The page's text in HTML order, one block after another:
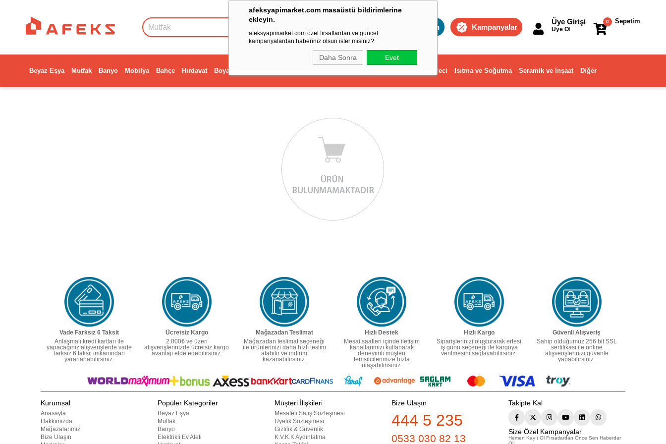
afeksyapimarket.com masaüstü bildirimlerine
ekleyin.
afeksyapimarket.com özel fırsatlardan ve güncel
kampanyalardan haberiniz olsun ister misiniz?
Daha Sonra Evet
Toptan Kampanyalar
Sepetim
0
Üye Girişi
Üye Ol
Beyaz Eşya Mutfak Banyo Mobilya Bahçe Hırdavat Boya Dekorasyon ve Ev Gereci Isıtma ve Soğutma Seramik ve İnşaat Diğer
Vade Farksız 6 Taksit
Anlaşmalı kredi kartları ile
yapacağınız alışverişlerde vade
farksız 6 taksit imkanından
yararlanabilirsiniz.
Ücretsiz Kargo
2.000₺ ve üzeri
alışverişlerinizde ücretsiz kargo
avantajı elde edebilirsiniz.
Mağazadan Teslimat
Mağazadan teslimat seçeneği
ile ürünlerinizi daha hızlı teslim
alabilir ve indirim
kazanabilirsiniz.
Hızlı Destek
Mesai saatleri içinde iletişim
kanallarımızı kullanarak
deneyimli müşteri
temsilcilerimize hızla
ulaşabilirisiniz.
Hızlı Kargo
Siparişlerinizi oluşturarak ertesi
iş günü seçeneği ile kargoya
verilmesini sağlayabilirsiniz.
Güvenli Alışveriş
Sahip olduğumuz 256 bit SSL
sertifikası ile online
alışverişlerinizi güvenle
yapabilirsiniz.
Kurumsal
Anasayfa
Hakkımızda
Mağazalarımız
Bize Ulaşın
Popüler Kategoriler
Beyaz Eşya
Mutfak
Banyo
Elektrikli Ev Aleti
Müşteri İlişkileri
Mesafeli Satış Sözleşmesi
Üyelik Sözleşmesi
Gizlilik & Güvenlik
K.V.K.K Aydınlatma
Bize Ulaşın
444 5 235
0533 030 82 13
Takipte Kal
Size Özel Kampanyalar
Hemen Kayıt Ol Fırsatlardan Önce Sen Haberdar